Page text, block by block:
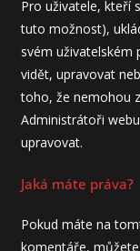
Pro uživatele, kteří
tuto možnost),
svém uživatelském
vidět, upravovat
toho, že nemohou
Administrátoři
upravovat.
Jaká máte práva?
Pokud máte na
komentáře,